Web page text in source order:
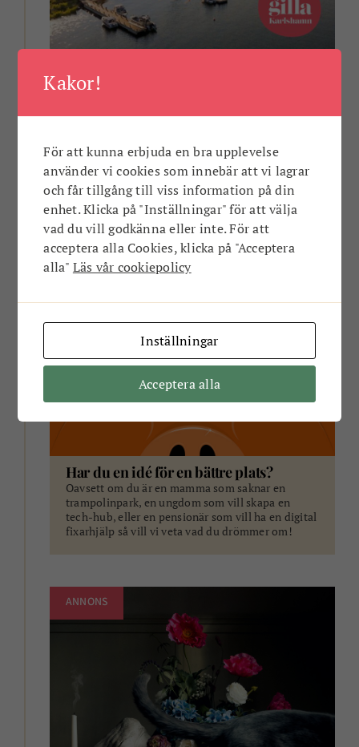
Gilla Karlshamn sprider pepp för Karlshamn. En
härligare!
ANNONS
Har du en idé för en bättre plats?
Oavsett om du är en mamma som saknar en
trampolinpark, en ungdom som vill skapa en
tech-hub, eller en pensionär som vill ha en digital
fixarhjälp så vill vi veta vad du drömmer om!
ANNONS
Kakor!
För att kunna erbjuda en bra upplevelse
använder vi cookies som innebär att vi lagrar
och får tillgång till viss information på din
enhet. Klicka på "Inställningar" för att välja
vad du vill godkänna eller inte. För att
acceptera alla Cookies, klicka på "Acceptera
alla" Läs vår cookiepolicy
Inställningar
Acceptera alla